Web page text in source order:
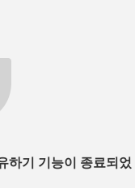
하기 기능이 종료되었